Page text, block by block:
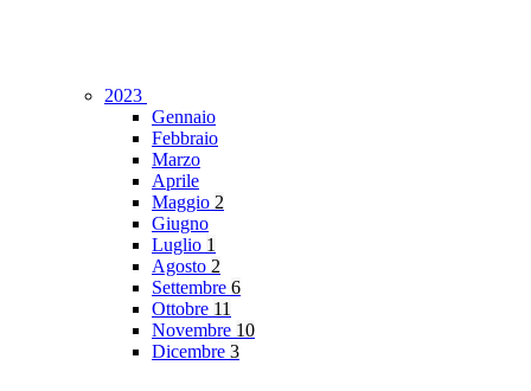
2023
Gennaio
Febbraio
Marzo
Aprile
Maggio 2
Giugno
Luglio 1
Agosto 2
Settembre 6
Ottobre 11
Novembre 10
Dicembre 3